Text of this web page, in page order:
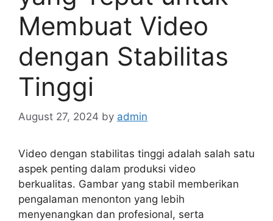
Membuat Video
dengan Stabilitas
Tinggi
August 27, 2024 by admin
Video dengan stabilitas tinggi adalah salah satu
aspek penting dalam produksi video
berkualitas. Gambar yang stabil memberikan
pengalaman menonton yang lebih
menyenangkan dan profesional, serta